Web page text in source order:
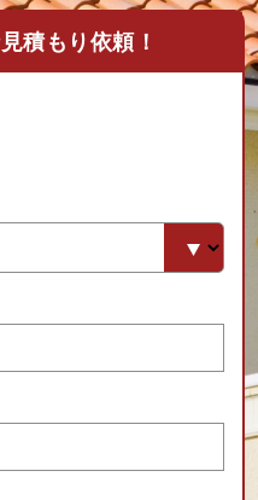
積もり依頼！